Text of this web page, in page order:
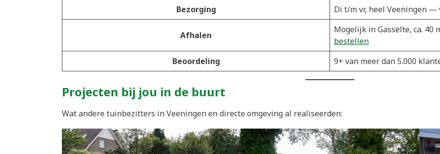
Bezorging
Di t/m vr, heel Veeningen —
Afhalen
Mogelijk in Gasselte, ca. 40
bestellen
Beoordeling
9+ van meer dan 5.000
Projecten bij jou in de buurt
Wat andere tuinbezitters in Veeningen en directe omgeving al realiseerden: